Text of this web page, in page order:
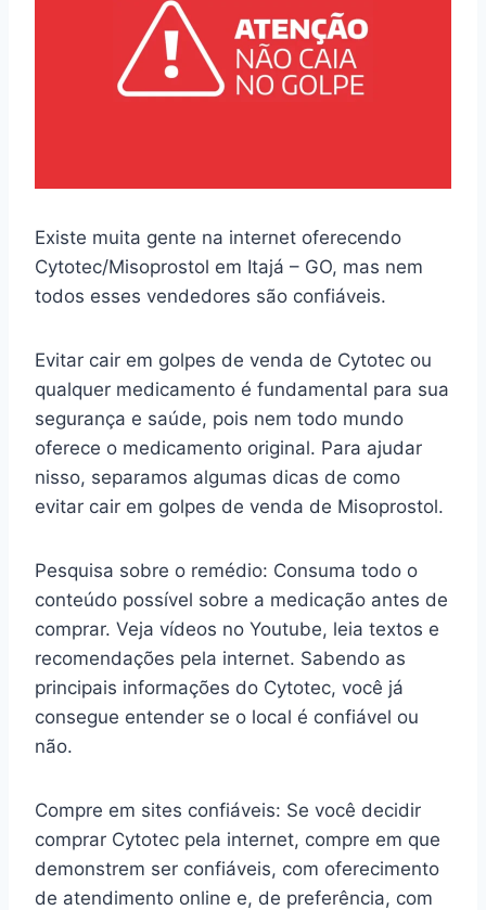
Existe muita gente na internet oferecendo
Cytotec/Misoprostol em Itajá – GO, mas nem
todos esses vendedores são confiáveis.
Evitar cair em golpes de venda de Cytotec ou
qualquer medicamento é fundamental para sua
segurança e saúde, pois nem todo mundo
oferece o medicamento original. Para ajudar
nisso, separamos algumas dicas de como
evitar cair em golpes de venda de Misoprostol.
Pesquisa sobre o remédio: Consuma todo o
conteúdo possível sobre a medicação antes de
comprar. Veja vídeos no Youtube, leia textos e
recomendações pela internet. Sabendo as
principais informações do Cytotec, você já
consegue entender se o local é confiável ou
não.
Compre em sites confiáveis: Se você decidir
comprar Cytotec pela internet, compre em que
demonstrem ser confiáveis, com oferecimento
de atendimento online e, de preferência, com